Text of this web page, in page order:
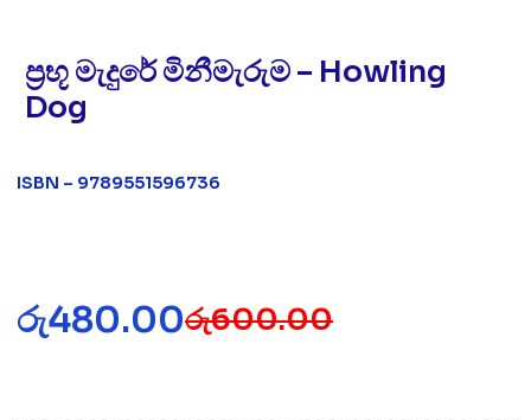
ප්‍රභූ මැදුරේ මිනීමැරුම – Howling
Dog
ISBN – 9789551596736
රු600.00
රු480.00